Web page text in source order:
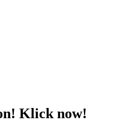
Klick now!